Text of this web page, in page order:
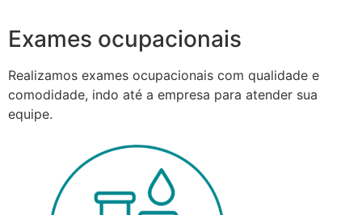
Exames ocupacionais
Realizamos exames ocupacionais com qualidade e
comodidade, indo até a empresa para atender sua
equipe.